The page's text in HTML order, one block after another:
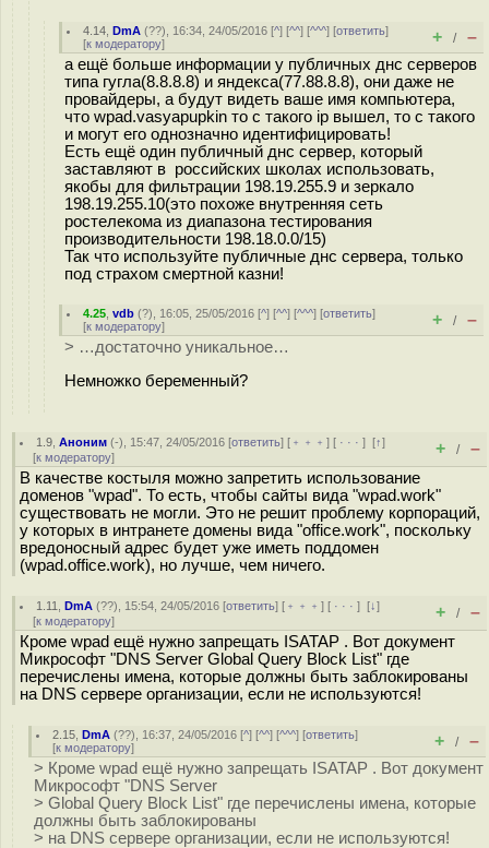
4.14 ,DmA (??), 16:34, 24/05/2016 [^] [^^] [^^^] [ответить]
[к модератору] + / –
а ещё больше информации у публичных днс серверов
типа гугла(8.8.8.8) и яндекса(77.88.8.8), они даже не
провайдеры, а будут видеть ваше имя компьютера,
что wpad.vasyapupkin то с такого ip вышел, то с такого
и могут его однозначно идентифицировать!
Есть ещё один публичный днс сервер, который
заставляют в российских школах использовать,
якобы для фильтрации 198.19.255.9 и зеркало
198.19.255.10(это похоже внутренняя сеть
ростелекома из диапазона тестирования
производительности 198.18.0.0/15)
Так что используйте публичные днс сервера, только
под страхом смертной казни!
4.25 ,vdb (?), 16:05, 25/05/2016 [^] [^^] [^^^] [ответить]
[к модератору] + / –
> …достаточно уникальное…
Немножко беременный?
1.9 ,Аноним (-), 15:47, 24/05/2016 [ответить] [ ﹢﹢﹢] [ · · ·][↑]
[к модератору] + / –
В качестве костыля можно запретить использование
доменов "wpad". То есть, чтобы сайты вида "wpad.work"
существовать не могли. Это не решит проблему корпораций,
у которых в интранете домены вида "office.work", поскольку
вредоносный адрес будет уже иметь поддомен
(wpad.office.work), но лучше, чем ничего.
1.11 ,DmA (??), 15:54, 24/05/2016 [ответить] [ ﹢﹢﹢] [ · · ·][↓]
[к модератору] + / –
Кроме wpad ещё нужно запрещать ISATAP . Вот документ
Микрософт "DNS Server Global Query Block List" где
перечислены имена, которые должны быть заблокированы
на DNS сервере организации, если не используются!
2.15 ,DmA (??), 16:37, 24/05/2016 [^] [^^] [^^^] [ответить]
[к модератору] + / –
> Кроме wpad ещё нужно запрещать ISATAP . Вот документ
Микрософт "DNS Server
> Global Query Block List" где перечислены имена, которые
должны быть заблокированы
> на DNS сервере организации, если не используются!